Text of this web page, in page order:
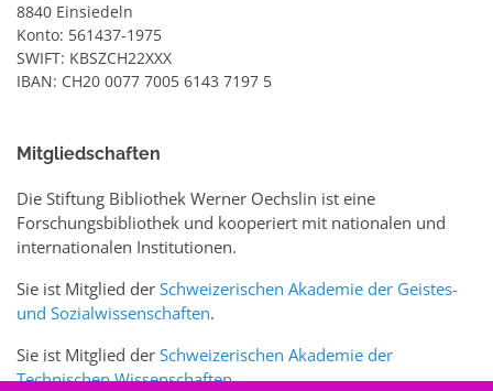
8840 Einsiedeln
Konto: 561437-1975
SWIFT: KBSZCH22XXX
IBAN: CH20 0077 7005 6143 7197 5
Mitgliedschaften
Die Stiftung Bibliothek Werner Oechslin ist eine
Forschungsbibliothek und kooperiert mit nationalen und
internationalen Institutionen.
Sie ist Mitglied der Schweizerischen Akademie der Geistes-
und Sozialwissenschaften.
Sie ist Mitglied der Schweizerischen Akademie der
Technischen Wissenschaften.